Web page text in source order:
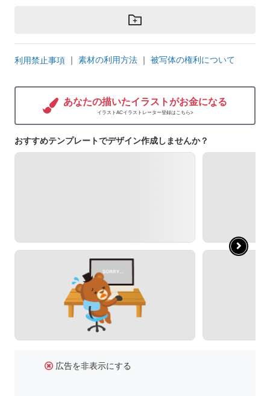
利用禁止事項 ｜ 素材の利用方法 ｜ 被写体の権利について
あなたの描いたイラストがお金になる
イラストACイラストレーター登録はこちら>
おすすめテンプレートでデザイン作成しませんか？
広告を非表示にする